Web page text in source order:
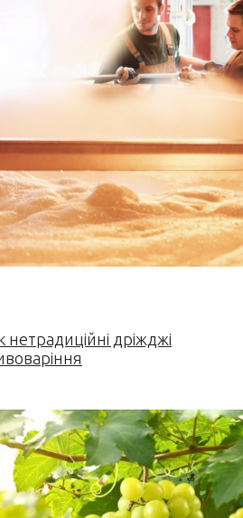
дріжджі